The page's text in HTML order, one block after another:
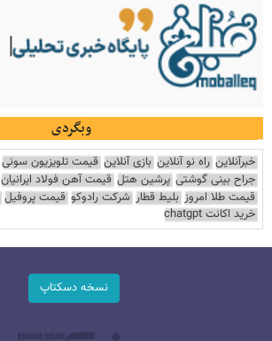
وبگردی
خبرآنلاین راه نو آنلاین بازی آنلاین قیمت تلویزیون سونی
جراح بینی گوشتی پرشین هتل قیمت آهن فولاد ایرانیان
قیمت طلا امروز بلیط قطار شرکت رادوکو قیمت پروفیل
خرید اکانت chatgpt
نسخه دسکتاپ